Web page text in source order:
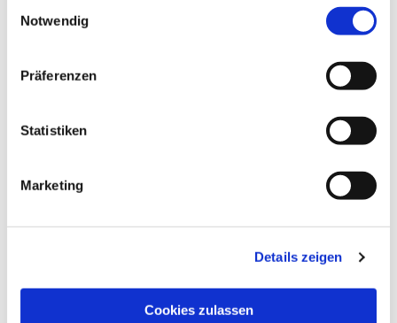
Notwendig
Präferenzen
Statistiken
Marketing
Details zeigen
Cookies zulassen
interessieren